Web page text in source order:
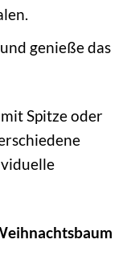
genieße das
Spitze oder